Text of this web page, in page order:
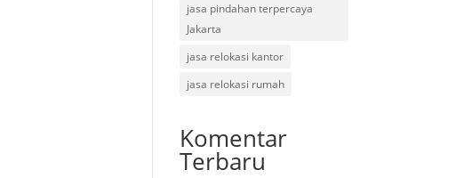
jasa pindahan terpercaya
Jakarta
jasa relokasi kantor
jasa relokasi rumah
Komentar
Terbaru